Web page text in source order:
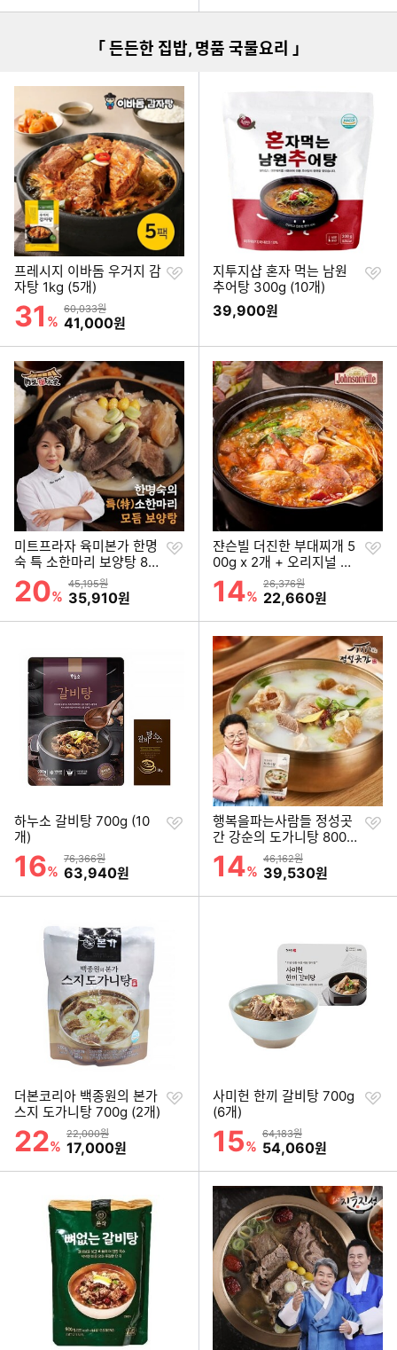
「 든든한 집밥, 명품 국물요리 」
프레시지 이바돔 우거지 감
자탕 1kg (5개)
할인률
31 %
상품금액
60,033원
할인금액
41,000원
찜
지투지샵 혼자 먹는 남원
추어탕 300g (10개)
39,900원
찜
미트프라자 육미본가 한명
숙 특 소한마리 보양탕 80
0g (10개)
할인률
20%
상품금액
45,195원
할인금액
35,910원
찜
쟌슨빌 더진한 부대찌개 5
00g x 2개 + 오리지널 부
대찌개 500g x 2개
할인률
14%
상품금액
26,376원
할인금액
22,660원
찜
하누소 갈비탕 700g (10
개)
할인률
16%
상품금액
76,366원
할인금액
63,940원
찜
행복을파는사람들 정성곳
간 강순의 도가니탕 800g
(10개)
할인률
14%
상품금액
46,162원
할인금액
39,530원
찜
더본코리아 백종원의 본가
스지 도가니탕 700g (2개)
할인률
22%
상품금액
22,000원
할인금액
17,000원
찜
사미헌 한끼 갈비탕 700g
(6개)
할인률
15%
상품금액
64,183원
할인금액
54,060원
찜